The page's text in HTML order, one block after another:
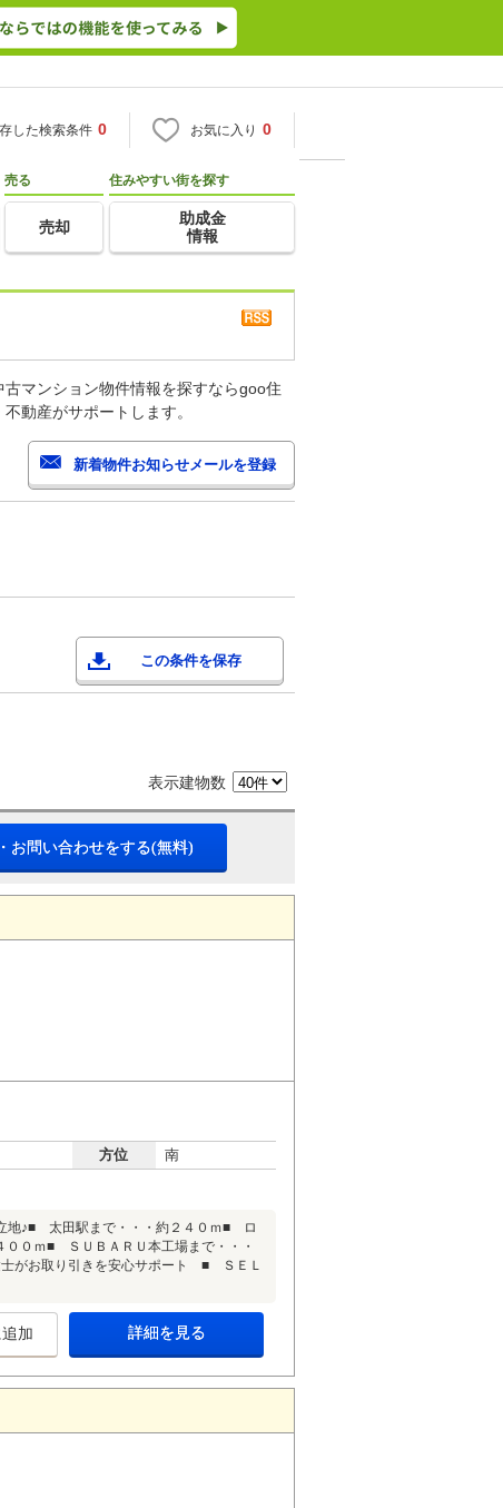
した検索条件 0 お気に入り 0
売る
売却
住みやすい街を探す
助成金
情報
マンション物件情報を探すならgoo住
動産がサポートします。
この条件を保存
表示建物数
お問い合わせをする(無料)
方位 南
地♪■ 太田駅まで・・・約２４０ｍ■ ロ
０ｍ■ ＳＵＢＡＲＵ本工場まで・・・
がお取り引きを安心サポート ■ ＳＥＬ
加 詳細を見る